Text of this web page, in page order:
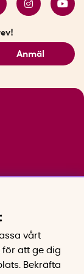
Anmäl
vårt
att ge dig
Bekräfta